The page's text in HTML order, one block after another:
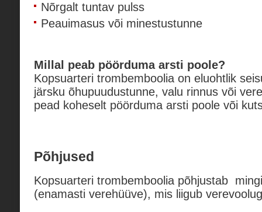
Nõrgalt tuntav pulss
Peauimasus või minestustunne
Millal peab pöörduma arsti poole?
Kopsuarteri trombemboolia on eluohtlik
järsku õhupuudustunne, valu rinnus või
pead koheselt pöörduma arsti poole või
Põhjused
Kopsuarteri trombemboolia põhjustab
(enamasti verehüüve), mis liigub